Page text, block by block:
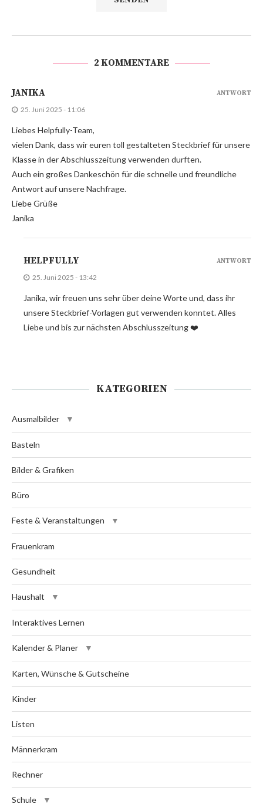
2 KOMMENTARE
JANIKA
25. Juni 2025 - 11:06
Liebes Helpfully-Team,
vielen Dank, dass wir euren toll gestalteten Steckbrief für unsere
Klasse in der Abschlusszeitung verwenden durften.
Auch ein großes Dankeschön für die schnelle und freundliche
Antwort auf unsere Nachfrage.
Liebe Grüße
Janika
ANTWORT
HELPFULLY
25. Juni 2025 - 13:42
Janika, wir freuen uns sehr über deine Worte und, dass ihr
unsere Steckbrief-Vorlagen gut verwenden konntet. Alles
Liebe und bis zur nächsten Abschlusszeitung ❤️
ANTWORT
KATEGORIEN
Ausmalbilder
Basteln
Bilder & Grafiken
Büro
Feste & Veranstaltungen
Frauenkram
Gesundheit
Haushalt
Interaktives Lernen
Kalender & Planer
Karten, Wünsche & Gutscheine
Kinder
Listen
Männerkram
Rechner
Schule